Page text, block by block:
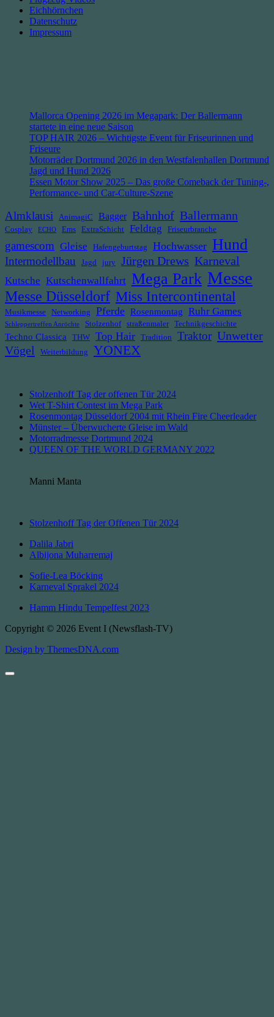
Eichhörnchen
Datenschutz
Impressum
Mallorca Opening 2026 im Megapark: Der Ballermann
startete in eine neue Saison
TOP HAIR 2026 – Wichtigste Event für Friseurinnen und
Friseure
Motorräder Dortmund 2026 in den Westfalenhallen Dortmund
Jagd und Hund 2026
Essen Motor Show 2025 – Das große Comeback der Tuning-,
Performance- und Car-Culture-Szene
Almklausi AnimagiC Bagger Bahnhof Ballermann
Cosplay ECHO Ems ExtraSchicht Feldtag Friseurbranche
gamescom Gleise Hafengeburtstag Hochwasser Hund
Intermodellbau Jagd jury Jürgen Drews Karneval
Kutsche Kutschenwallfahrt Mega Park Messe
Messe Düsseldorf Miss Intercontinental
Musikmesse Networking Pferde Rosenmontag Ruhr Games
Schleppertreffen Anröchte Stolzenhof straßenmaler Technikgeschichte
Techno Classica THW Top Hair Tradition Traktor Unwetter
Vögel
Weiterbildung YONEX
Stolzenhoff Tag der offenen Tür 2024
Wet T-Shirt Contest im Mega Park
Rosenmontag Düsseldorf 2004 mit Rhein Fire Cheerleader
Münster – Überwucherte Gleise im Wald
Motorradmesse Dortmund 2024
QUEEN OF THE WORLD GERMANY 2022
Manni Manta
Stolzenhoff Tag der Offenen Tür 2024
Dalila Jabri
Albijona Muharremaj
Sofie-Lea Böcking
Karneval Sprakel 2024
Hamm Hindu Tempelfest 2023
Copyright © 2026 Event I (Newsflash-TV)
Design by ThemesDNA.com
Scroll